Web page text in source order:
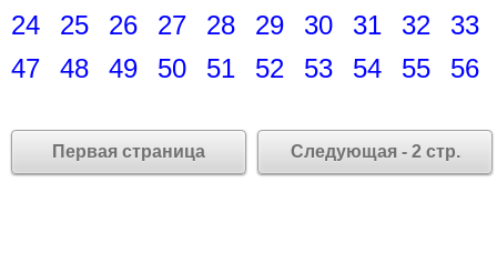
24
25 26 27 28 29 30 31 32
33
47
48 49 50 51 52 53 54 55 56
Первая страница Следующая - 2 стр.